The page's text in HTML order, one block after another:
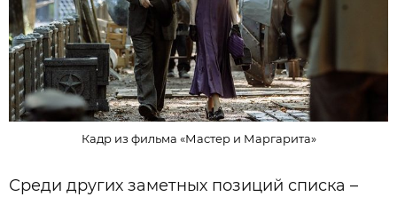
Кадр из фильма «Мастер и Маргарита»
Среди других заметных позиций списка –